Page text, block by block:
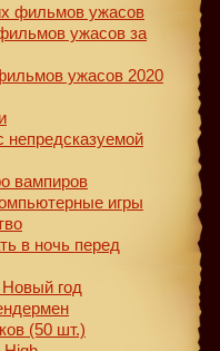
фильмов ужасов
ужасов за
ужасов 2020
непредсказуемой
вампиров
игры
в ночь перед
год
(50 шт.)